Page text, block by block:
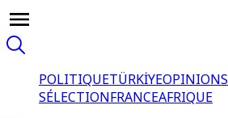
POLITIQUETÜRKİYEOPINIONS
SÉLECTIONFRANCEAFRIQUE